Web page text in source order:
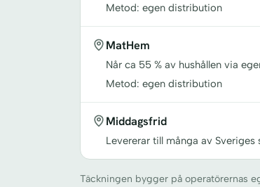
Metod: egen distribution
MatHem
Når ca 55 % av hushållen via
Metod: egen distribution
Middagsfrid
Levererar till många av
Täckningen bygger på operatörernas